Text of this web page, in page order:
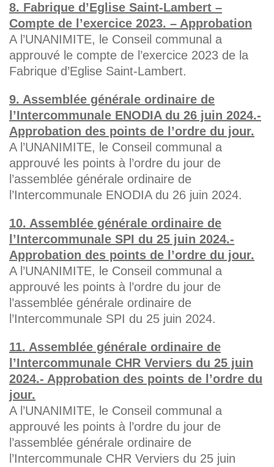
8. Fabrique d’Eglise Saint-Lambert –
Compte de l’exercice 2023. – Approbation
A l’UNANIMITE, le Conseil communal a
approuvé le compte de l’exercice 2023 de la
Fabrique d’Eglise Saint-Lambert.
9. Assemblée générale ordinaire de
l’Intercommunale ENODIA du 26 juin 2024.-
Approbation des points de l’ordre du jour.
A l’UNANIMITE, le Conseil communal a
approuvé les points à l’ordre du jour de
l’assemblée générale ordinaire de
l’Intercommunale ENODIA du 26 juin 2024.
10. Assemblée générale ordinaire de
l’Intercommunale SPI du 25 juin 2024.-
Approbation des points de l’ordre du jour.
A l’UNANIMITE, le Conseil communal a
approuvé les points à l’ordre du jour de
l’assemblée générale ordinaire de
l’Intercommunale SPI du 25 juin 2024.
11. Assemblée générale ordinaire de
l’Intercommunale CHR Verviers du 25 juin
2024.- Approbation des points de l’ordre du
jour.
A l’UNANIMITE, le Conseil communal a
approuvé les points à l’ordre du jour de
l’assemblée générale ordinaire de
l’Intercommunale CHR Verviers du 25 juin